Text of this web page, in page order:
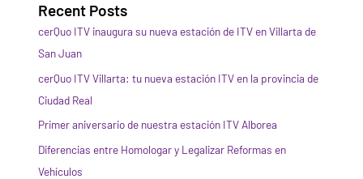
Recent Posts
cerQuo ITV inaugura su nueva estación de ITV en Villarta de
San Juan
cerQuo ITV Villarta: tu nueva estación ITV en la provincia de
Ciudad Real
Primer aniversario de nuestra estación ITV Alborea
Diferencias entre Homologar y Legalizar Reformas en
Vehículos